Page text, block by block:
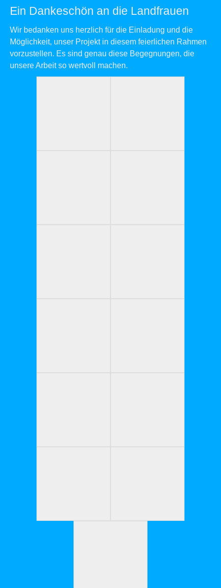
Ein Dankeschön an die Landfrauen
Wir bedanken uns herzlich für die Einladung und die
Möglichkeit, unser Projekt in diesem feierlichen Rahmen
vorzustellen. Es sind genau diese Begegnungen, die
unsere Arbeit so wertvoll machen.